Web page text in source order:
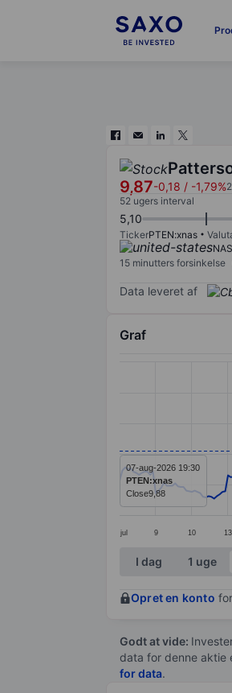
9,87-0,18 / -1,79%
52 ugers interval
5,10
TickerPTEN:xnas
15 minutters forsinkelse
Data leveret af
Graf
The chart has 1
jul 9 10 13
07-aug-2026 19:30
PTEN:xnas
Close9,88
End of
I dag 1 uge
Opret en konto
Godt at vide:
data for denne aktie
for data.